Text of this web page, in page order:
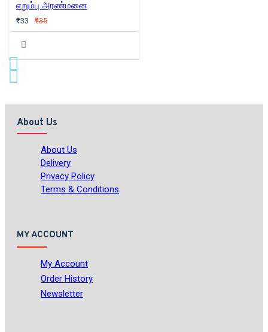
எறும்பு அரண்மனை
₹33 ₹35
About Us
About Us
Delivery
Privacy Policy
Terms & Conditions
MY ACCOUNT
My Account
Order History
Newsletter